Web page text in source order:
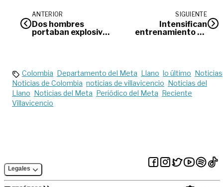
ANTERIOR
Dos hombres
portaban explosivo
SIGUIENTE
Intensifican
entrenamiento de
Colombia Departamento del Meta Llano lo último Noticias
Noticias de Colombia noticias de villavicencio Noticias del
Llano Noticias del Meta Periódico del Meta Reciente
Villavicencio
Legales